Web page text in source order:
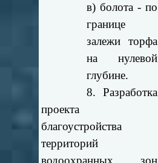
в) болота - по
границе
залежи торфа
на нулевой
глубине.
8. Разработка
проекта
благоустройства
территорий
водоохранных зон